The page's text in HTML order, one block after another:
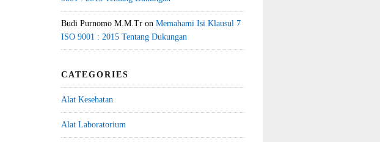
Budi Purnomo M.M.Tr on Memahami Isi Klausul 7
ISO 9001 : 2015 Tentang Dukungan
CATEGORIES
Alat Kesehatan
Alat Laboratorium